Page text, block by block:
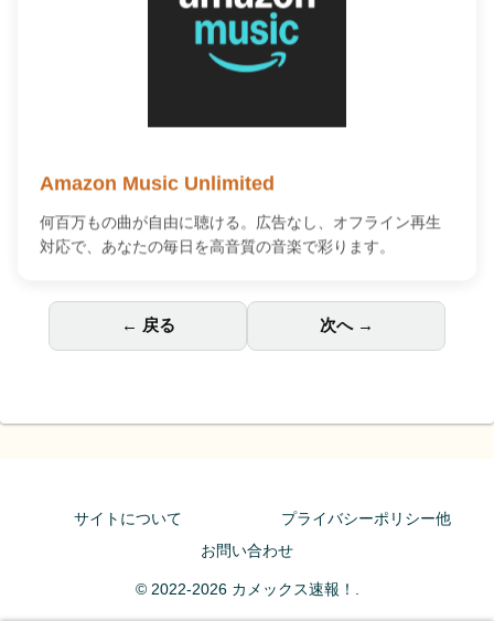
Amazon Music Unlimited
何百万もの曲が自由に聴ける。広告なし、オフライン再生
対応で、あなたの毎日を高音質の音楽で彩ります。
← 戻る 次へ →
サイトについて
プライバシーポリシー他
お問い合わせ
© 2022-2026 カメックス速報！.